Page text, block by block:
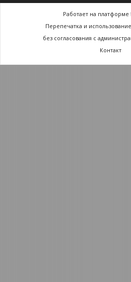
Работает на
Перепечатка и
без согласования с
Контакт